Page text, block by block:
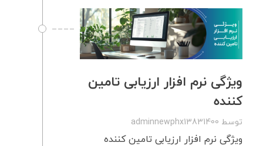
ویژگی نرم افزار ارزیابی تامین
کننده
توسط adminnewphx13831400
ویژگی نرم افزار ارزیابی تامین کننده